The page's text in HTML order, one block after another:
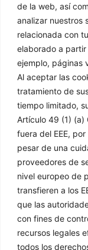
de la web, así
analizar nuestros
relacionada con
elaborado a
ejemplo, páginas
Al aceptar las
tratamiento de
tiempo limitado,
Artículo 49 (1) (a)
fuera del EEE,
pesar de una
proveedores de
nivel europeo de
transfieren a los
que las
con fines de
recursos legales
todos los
Contacto
C/ Mejorada 4 /
Madrid​
91 151 61 00
Inicio
Empresa
Productos
Soluciones
Noticias
Delegaciones